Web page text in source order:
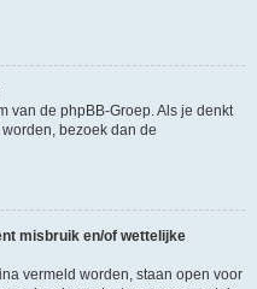
van de phpBB-Groep. Als je denkt
bezoek dan de
misbruik en/of wettelijke
vermeld worden, staan open voor